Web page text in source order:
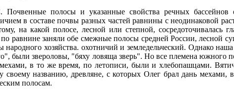
Почвенные полосы и указанные свойства речных
в составе почвы разных частей равнины с неодинаковой
на какой полосе, лесной или степной, сосредоточивалась
по равнине заняли обе смежные полосы средней России, лесной
хозяйства. охотничий и земледельческий. Однако
были звероловы, "бяху ловяща зверь". Но все племена южного
в то же время, по летописи, были и хлебопашцами.
названию, древляне, с которых Олег брал дань
полосам.